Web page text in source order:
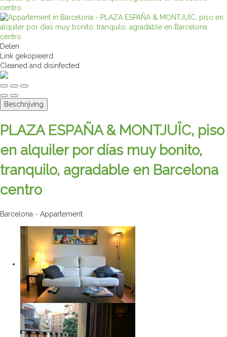
Delen
Link gekopieerd
Cleaned and disinfected
Beschrijving
PLAZA ESPAÑA & MONTJUÏC, piso
en alquiler por días muy bonito,
tranquilo, agradable en Barcelona
centro
Barcelona - Appartement